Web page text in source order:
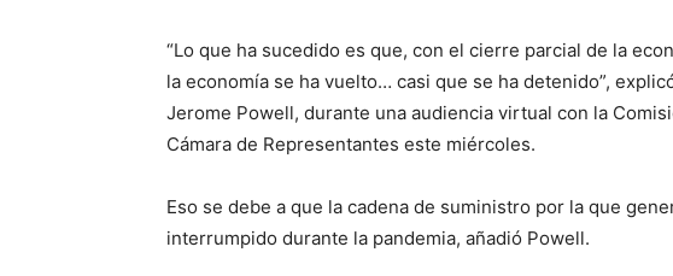
“Lo que ha sucedido es que, con el cierre parcial de la
la economía se ha vuelto… casi que se ha detenido”,
Jerome Powell, durante una audiencia virtual con la
Cámara de Representantes este miércoles.
Eso se debe a que la cadena de suministro por la que
interrumpido durante la pandemia, añadió Powell.